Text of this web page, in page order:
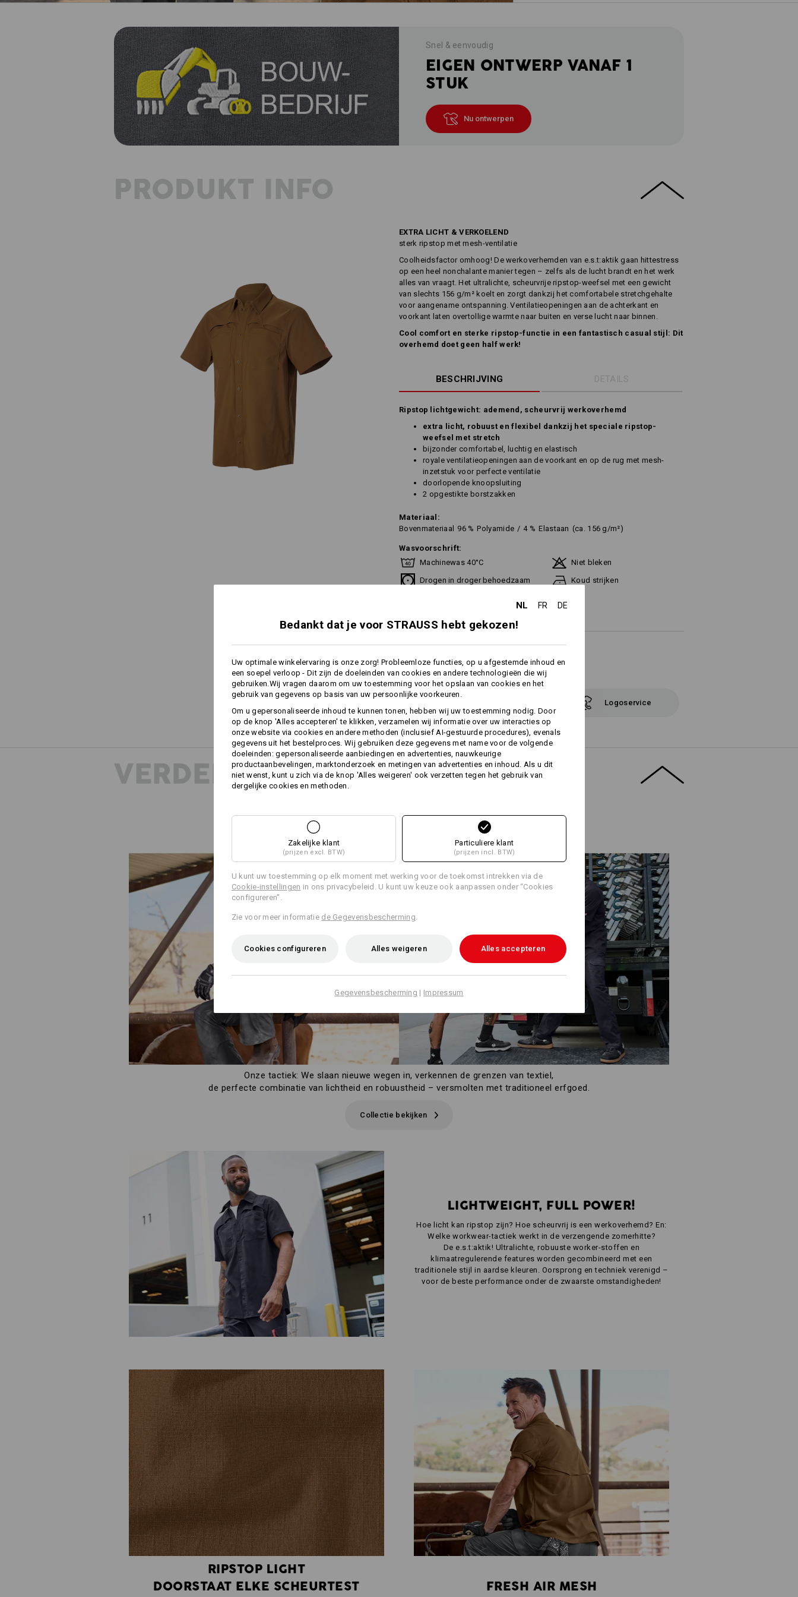
Snel & eenvoudig
EIGEN ONTWERP VANAF 1
STUK
Nu ontwerpen
PRODUKT INFO
EXTRA LICHT & VERKOELEND
sterk ripstop met mesh-ventilatie
Coolheidsfactor omhoog! De werkoverhemden van e.s.t:aktik gaan hittestress
op een heel nonchalante manier tegen – zelfs als de lucht brandt en het werk
alles van vraagt. Het ultralichte, scheurvrije ripstop-weefsel met een gewicht
van slechts 156 g/m² koelt en zorgt dankzij het comfortabele stretchgehalte
voor aangename ontspanning. Ventilatieopeningen aan de achterkant en
voorkant laten overtollige warmte naar buiten en verse lucht naar binnen.
Cool comfort en sterke ripstop-functie in een fantastisch casual stijl: Dit
overhemd doet geen half werk!
BESCHRIJVING DETAILS
Ripstop lichtgewicht: ademend, scheurvrij werkoverhemd
extra licht, robuust en flexibel dankzij het speciale ripstop-
weefsel met stretch
bijzonder comfortabel, luchtig en elastisch
royale ventilatieopeningen aan de voorkant en op de rug met mesh-
inzetstuk voor perfecte ventilatie
doorlopende knoopsluiting
2 opgestikte borstzakken
Materiaal:
Bovenmateriaal
96% Polyamide / 4% Elastaan (ca. 156 g/m²)
Wasvoorschrift:
Machinewas 40°C
Niet bleken
Drogen in droger behoedzaam
Koud strijken
Personalisatie:
Logoservice
VERDERE INFORMATIE
Onze tactiek: We slaan nieuwe wegen in, verkennen de grenzen van textiel,
de perfecte combinatie van lichtheid en robuustheid – versmolten met traditioneel erfgoed.
Collectie bekijken
LIGHTWEIGHT, FULL POWER!
Hoe licht kan ripstop zijn? Hoe scheurvrij is een werkoverhemd? En:
Welke workwear-tactiek werkt in de verzengende zomerhitte?
De e.s.t:aktik! Ultralichte, robuuste worker-stoffen en
klimaatregulerende features worden gecombineerd met een
traditionele stijl in aardse kleuren. Oorsprong en techniek verenigd –
voor de beste performance onder de zwaarste omstandigheden!
RIPSTOP LIGHT
DOORSTAAT ELKE SCHEURTEST
FRESH AIR MESH
NL FR DE
Bedankt dat je voor STRAUSS hebt gekozen!
Uw optimale winkelervaring is onze zorg! Probleemloze functies, op u afgestemde inhoud en
een soepel verloop - Dit zijn de doeleinden van cookies en andere technologieën die wij
gebruiken.Wij vragen daarom om uw toestemming voor het opslaan van cookies en het
gebruik van gegevens op basis van uw persoonlijke voorkeuren.
Om u gepersonaliseerde inhoud te kunnen tonen, hebben wij uw toestemming nodig. Door
op de knop 'Alles accepteren' te klikken, verzamelen wij informatie over uw interacties op
onze website via cookies en andere methoden (inclusief AI-gestuurde procedures), evenals
gegevens uit het bestelproces. Wij gebruiken deze gegevens met name voor de volgende
doeleinden: gepersonaliseerde aanbiedingen en advertenties, nauwkeurige
productaanbevelingen, marktonderzoek en metingen van advertenties en inhoud. Als u dit
niet wenst, kunt u zich via de knop 'Alles weigeren' ook verzetten tegen het gebruik van
dergelijke cookies en methoden.
Zakelijke klant
(prijzen excl. BTW)
Particuliere klant
(prijzen incl. BTW)
U kunt uw toestemming op elk moment met werking voor de toekomst intrekken via de
Cookie-instellingen in ons privacybeleid. U kunt uw keuze ook aanpassen onder “Cookies
configureren”.
Zie voor meer informatie de Gegevensbescherming
Cookies configureren Alles weigeren Alles accepteren
Gegevensbescherming | Impressum